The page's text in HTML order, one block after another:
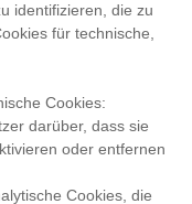
identifizieren, die zu
für technische,
Cookies:
darüber, dass sie
oder entfernen
Cookies, die